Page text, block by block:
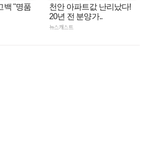
백 "명품
천안 아파트값 난리났다!
20년 전 분양가..
뉴스캐스트